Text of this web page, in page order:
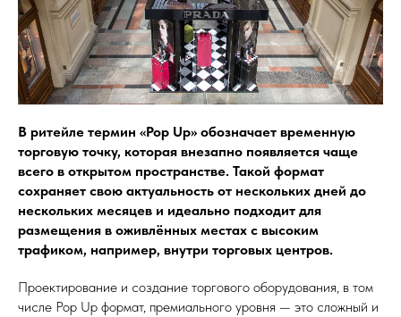
В ритейле термин «Pop Up» обозначает временную
торговую точку, которая внезапно появляется чаще
всего в открытом пространстве. Такой формат
сохраняет свою актуальность от нескольких дней до
нескольких месяцев и идеально подходит для
размещения в оживлённых местах с высоким
трафиком, например, внутри торговых центров.
Проектирование и создание торгового оборудования, в том
числе Pop Up формат, премиального уровня — это сложный и